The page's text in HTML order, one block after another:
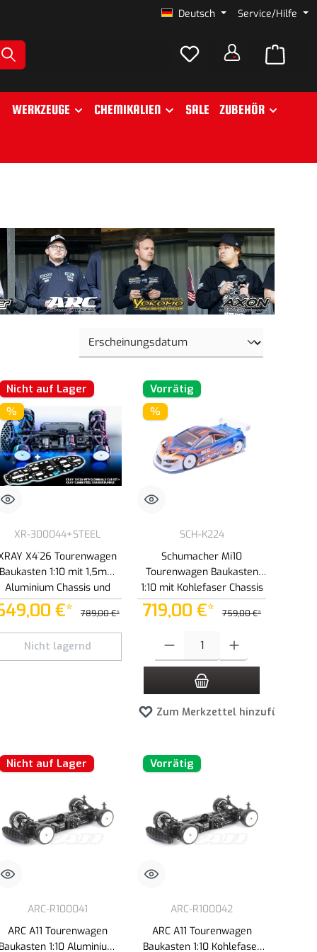
Deutsch Service/Hilfe
WERKZEUGE CHEMIKALIEN SALE ZUBEHÖR
Nicht auf Lager
%
XR-300044+STEEL
X4`26 Tourenwagen
Baukasten 1:10 mit 1,5mm
Aluminium Chassis und
1,2mm Stahl Chassis
(301028)
€* 789,00 €*
Nicht lagernd
Vorrätig
%
SCH-K224
Schumacher Mi10
Tourenwagen Baukasten
1:10 mit Kohlefaser Chassis
719,00 €* 759,00 €*
Zum Merkzettel hinzufügen
Nicht auf Lager
ARC-R100041
ARC A11 Tourenwagen
Baukasten 1:10 Aluminium
Vorrätig
ARC-R100042
ARC A11 Tourenwagen
Baukasten 1:10 Kohlefaser